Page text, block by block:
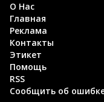
О Нас
Главная
Реклама
Контакты
Этикет
Помощь
RSS
Сообщить об